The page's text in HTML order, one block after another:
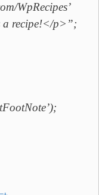
WpRecipes’
a recipe!</p>”;